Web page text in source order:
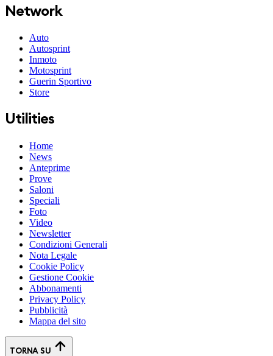
Network
Auto
Autosprint
Inmoto
Motosprint
Guerin Sportivo
Store
Utilities
Home
News
Anteprime
Prove
Saloni
Speciali
Foto
Video
Newsletter
Condizioni Generali
Nota Legale
Cookie Policy
Gestione Cookie
Abbonamenti
Privacy Policy
Pubblicità
Mappa del sito
TORNA SU